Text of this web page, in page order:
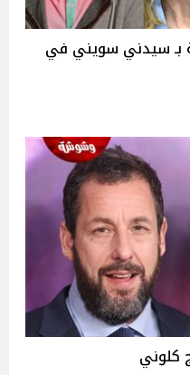
بـ سيدني سويني في
كلوني